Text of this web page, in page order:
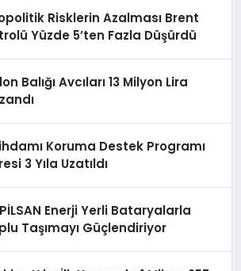
Risklerin Azalması Brent
Yüzde 5’ten Fazla Düşürdü
Balığı Avcıları 13 Milyon Lira
Koruma Destek Programı
3 Yıla Uzatıldı
Enerji Yerli Bataryalarla
Taşımayı Güçlendiriyor